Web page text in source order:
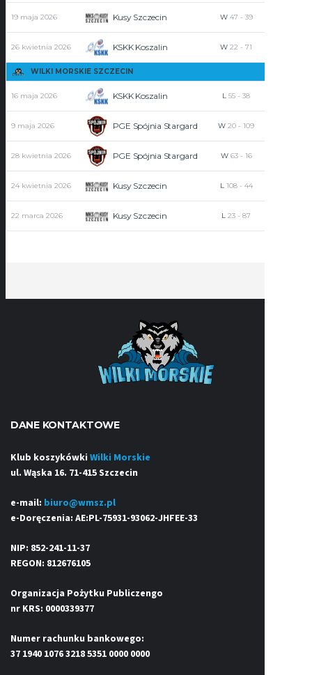
19 maja 2026 Kusy Szczecin W 47 - 39
26 kwietnia 2026 KSKK Koszalin W 22 - 71
WILKI MORSKIE SZCZECIN
16 maja 2026 KSKK Koszalin L 55 - 38
9 maja 2026 PGE Spójnia Stargard W 20 - 109
28 kwietnia 2026 PGE Spójnia Stargard W 63- 16
24 kwietnia 2026 Kusy Szczecin L 108- 44
22 marca 2026 Kusy Szczecin L 23 - 87
DANE KONTAKTOWE
Klub koszykówki Wilki Morskie
ul. Wąska 16. 71-415 Szczecin
e-mail: biuro@wmsz.pl
e-Doręczenia: AE:PL-75931-93062-JHFEE-33
NIP: 852-241-11-37
REGON: 812676105
Organizacja Pożytku Publiczengo
nr KRS: 0000339377
Numer rachunku bankowego:
37 1940 1076 3218 5351 0000 0000